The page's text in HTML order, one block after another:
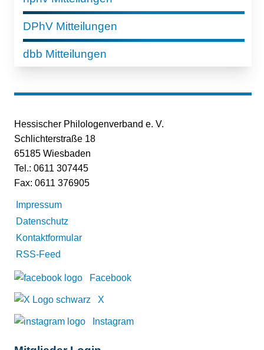
DPhV Mitteilungen
dbb Mitteilungen
Hessischer Philologenverband e. V.
Schlichterstraße 18
65185 Wiesbaden
Tel.: 0611 307445
Fax: 0611 376905
Impressum
Datenschutz
Kontaktformular
RSS-Feed
Facebook
X
Instagram